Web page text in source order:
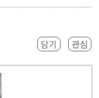
담기 관심